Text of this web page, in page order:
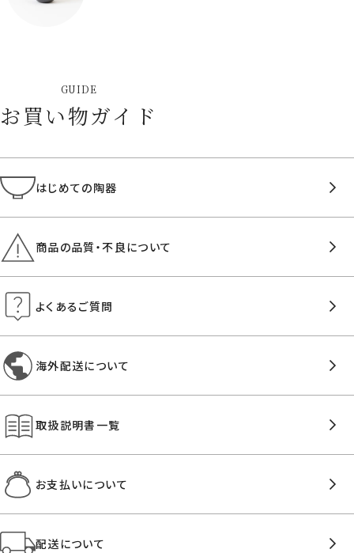
GUIDE
お買い物ガイド
はじめての陶器
商品の品質・不良について
よくあるご質問
海外配送について
取扱説明書一覧
お支払いについて
配送について